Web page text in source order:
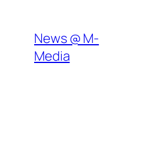
content
News @ M-
Media